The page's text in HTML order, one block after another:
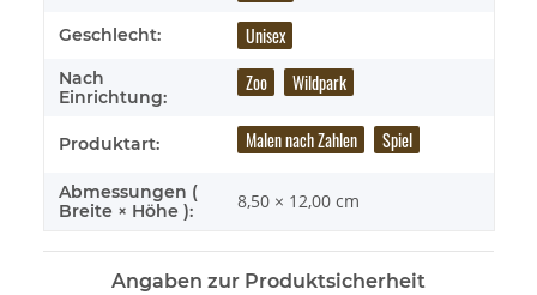
Geschlecht: Unisex
Nach
Einrichtung:
Zoo Wildpark
Produktart: Malen nach Zahlen Spiel
Abmessungen (
Breite × Höhe ):
8,50 × 12,00 cm
Angaben zur Produktsicherheit